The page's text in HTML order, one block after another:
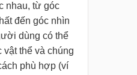
nhau, từ góc
đến góc nhìn
dùng có thể
thể và chúng
phù hợp (ví